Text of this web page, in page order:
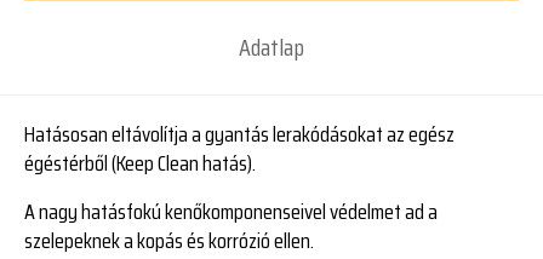
Adatlap
Hatásosan eltávolítja a gyantás lerakódásokat az egész
égéstérből (Keep Clean hatás).
A nagy hatásfokú kenőkomponenseivel védelmet ad a
szelepeknek a kopás és korrózió ellen.